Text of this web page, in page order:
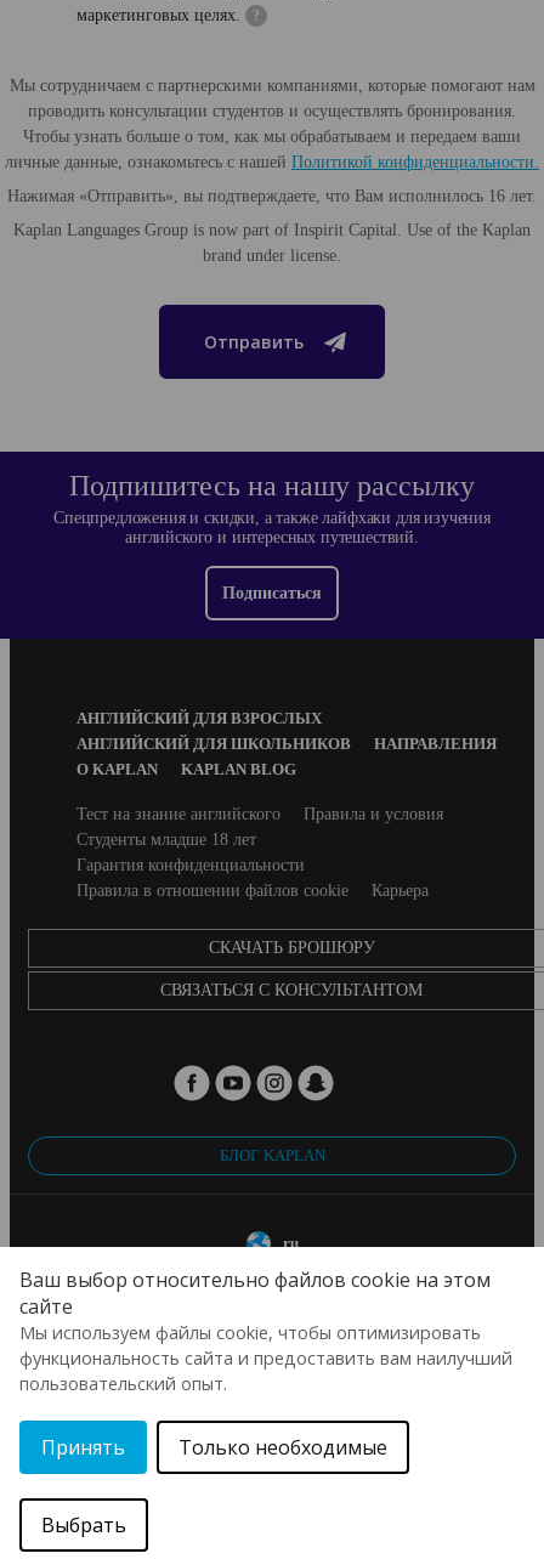
Ваш выбор относительно файлов cookie на этом
сайте
Мы используем файлы cookie, чтобы оптимизировать
функциональность сайта и предоставить вам наилучший
пользовательский опыт.
Принять Только необходимые
Выбрать
маркетинговых целях.
?
Мы сотрудничаем с партнерскими компаниями, которые помогают нам
проводить консультации студентов и осуществлять бронирования.
Чтобы узнать больше о том, как мы обрабатываем и передаем ваши
личные данные, ознакомьтесь с нашей Политикой конфиденциальности.
Нажимая «Отправить», вы подтверждаете, что Вам исполнилось 16 лет.
Kaplan Languages Group is now part of Inspirit Capital. Use of the Kaplan
brand under license.
Отправить
Подпишитесь на нашу рассылку
Спецпредложения и скидки, а также лайфхаки для изучения
английского и интересных путешествий.
Подписаться
АНГЛИЙСКИЙ ДЛЯ ВЗРОСЛЫХ
АНГЛИЙСКИЙ ДЛЯ ШКОЛЬНИКОВ
НАПРАВЛЕНИЯ
О KAPLAN
KAPLAN BLOG
SecondaryТест на знание английского
Правила и условия
Студенты младше 18 лет
Гарантия конфиденциальности
Правила в отношении файлов cookie
Карьера
CКАЧАТЬ БРОШЮРУ
СВЯЗАТЬСЯ С КОНСУЛЬТАНТОМ
БЛОГ KAPLAN
ru
© 2026 Aspect International Language Academies Ltd, Reg No: 2162156 / VAT
No: 152088224 / Reg office: 5 Bloomsbury Place, London, England, WC1A 2QP